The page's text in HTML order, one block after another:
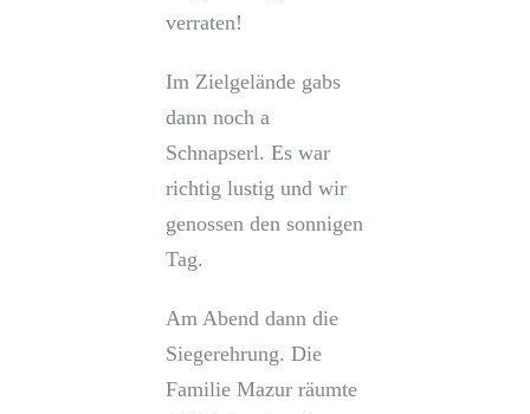
verraten!
Im Zielgelände gabs
dann noch a
Schnapserl. Es war
richtig lustig und wir
genossen den sonnigen
Tag.
Am Abend dann die
Siegerehrung. Die
Familie Mazur räumte